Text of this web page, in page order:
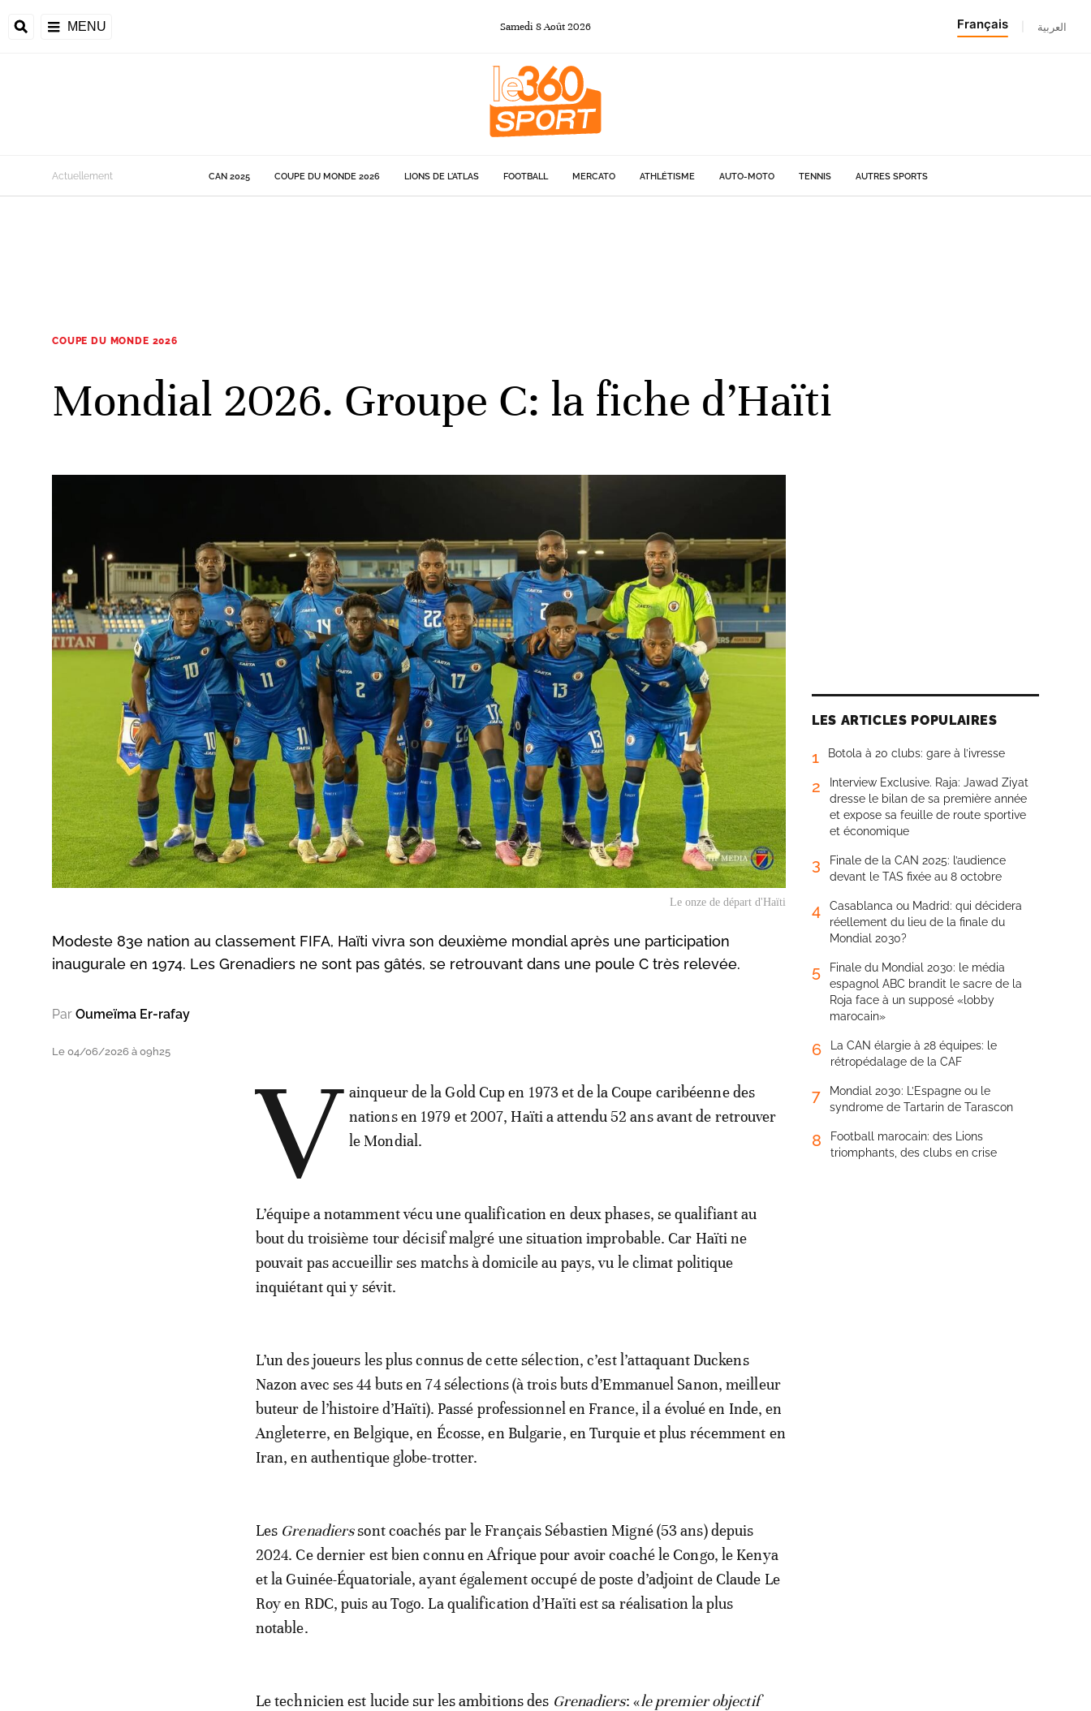
MENU Samedi 8Août2026 Français العربية
de la CAF
Actuellement CAN 2025 COUPE DU MONDE 2026 LIONS DE L'ATLAS FOOTBALL MERCATO ATHLÉTISME AUTO-MOTO TENNIS AUTRES SPORTS
COUPE DU MONDE 2026
Mondial 2026. Groupe C: la fiche d’Haïti
Le onze de départ d'Haïti
Modeste 83e nation au classement FIFA, Haïti vivra son deuxième mondial après une participation
inaugurale en 1974. Les Grenadiers ne sont pas gâtés, se retrouvant dans une poule C très relevée.
Par Oumeïma Er-rafay
Le 04/06/2026 à 09h25 V ainqueur de la Gold Cup en 1973 et de la Coupe caribéenne des
nations en 1979 et 2007, Haïti a attendu 52 ans avant de retrouver
le Mondial.
L’équipe a notamment vécu une qualification en deux phases, se qualifiant au
bout du troisième tour décisif malgré une situation improbable. Car Haïti ne
pouvait pas accueillir ses matchs à domicile au pays, vu le climat politique
inquiétant qui y sévit.
L’un des joueurs les plus connus de cette sélection, c’est l’attaquant Duckens
Nazon avec ses 44 buts en 74 sélections (à trois buts d’Emmanuel Sanon, meilleur
buteur de l’histoire d’Haïti). Passé professionnel en France, il a évolué en Inde, en
Angleterre, en Belgique, en Écosse, en Bulgarie, en Turquie et plus récemment en
Iran, en authentique globe-trotter.
Les Grenadierssont coachés par le Français Sébastien Migné (53 ans) depuis
2024. Ce dernier est bien connu en Afrique pour avoir coaché le Congo, le Kenya
et la Guinée-Équatoriale, ayant également occupé de poste d’adjoint de Claude Le
Roy en RDC, puis au Togo. La qualification d’Haïti est sa réalisation la plus
notable.
Le technicien est lucide sur les ambitions des Grenadiers: «le premier objectif
LES ARTICLES POPULAIRES
1 Botola à 20 clubs: gare à l’ivresse
2
Interview Exclusive. Raja: Jawad Ziyat
dresse le bilan de sa première année
et expose sa feuille de route sportive
et économique
3
Finale de la CAN 2025: l’audience
devant le TAS fixée au 8 octobre
4
Casablanca ou Madrid: qui décidera
réellement du lieu de la finale du
Mondial 2030?
5
Finale du Mondial 2030: le média
espagnol ABC brandit le sacre de la
Roja face à un supposé «lobby
marocain»
6
La CAN élargie à 28 équipes: le
rétropédalage de la CAF
7
Mondial 2030: L’Espagne ou le
syndrome de Tartarin de Tarascon
8
Football marocain: des Lions
triomphants, des clubs en crise